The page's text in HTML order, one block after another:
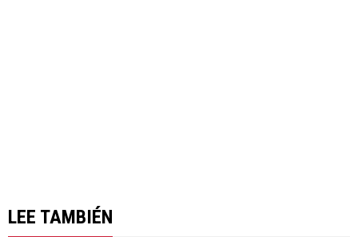
LEE TAMBIÉN